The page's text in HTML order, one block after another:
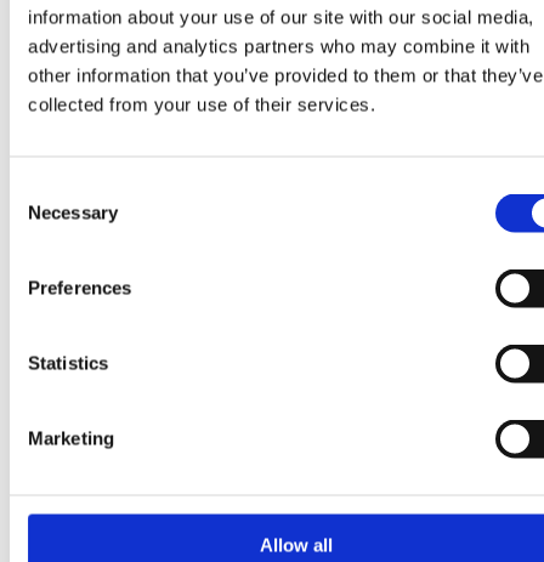
information about your use of our site with our social media,
advertising and analytics partners who may combine it with
other information that you’ve provided to them or that they’ve
collected from your use of their services.
Selection
Necessary
Preferences
Statistics
Marketing
Allow all